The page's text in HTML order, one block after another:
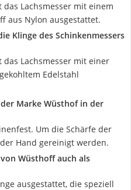
Lachsmesser mit einem
aus Nylon ausgestattet.
Klinge des Schinkenmessers
das Lachsmesser mit einer
Edelstahl
Marke Wüsthof in der
Um die Schärfe der
Hand gereinigt werden.
Wüsthoff auch als
ausgestattet, die speziell